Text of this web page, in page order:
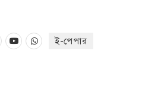
ই-পেপার